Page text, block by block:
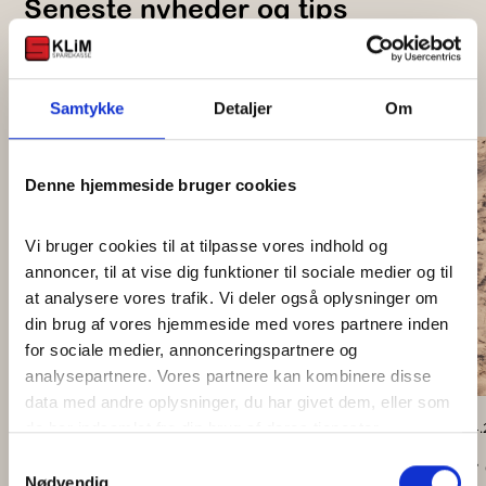
Samtykke Detaljer Om
Denne hjemmeside bruger cookies
Vi bruger cookies til at tilpasse vores indhold og
annoncer, til at vise dig funktioner til sociale medier og til
at analysere vores trafik. Vi deler også oplysninger om
din brug af vores hjemmeside med vores partnere inden
for sociale medier, annonceringspartnere og
analysepartnere. Vores partnere kan kombinere disse
data med andre oplysninger, du har givet dem, eller som
de har indsamlet fra din brug af deres tjenester.
Goolges Privatlivspolitik
Seneste nyheder og tips
Få indsigt i den finansielle sektor
Læs mere
Har